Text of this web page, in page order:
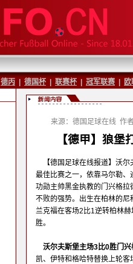
德丙 德国杯 联赛杯 冠军联赛
来源：德国足球在线 作
【德甲】狼堡
【德国足球在线报道】沃
最佳比赛之一，依靠马尔勒
功勋主帅黑金执教的门兴格
不败的强势。出生在柏林的尼
兰克福在客场2比1逆转柏林
胜。
沃尔夫斯堡主场3比0胜门兴
凯、伊特和格哈特替换上轮